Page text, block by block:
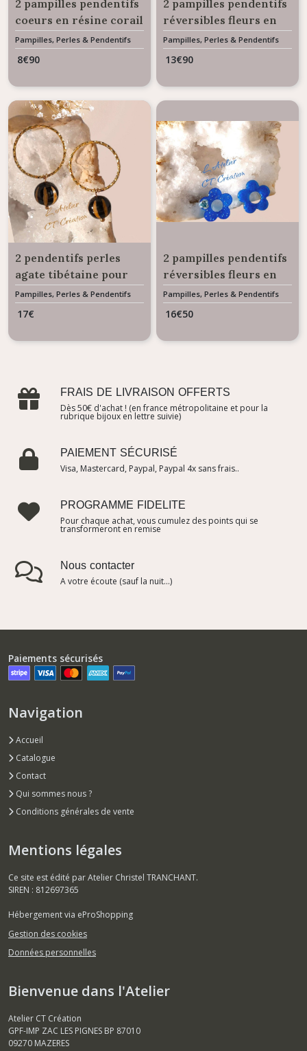
2 pampilles pendentifs
coeurs en résine corail
nacré pailleté pour
créoles
Pampilles, Perles & Pendentifs
Interchangeables
8€90
2 pampilles pendentifs
réversibles fleurs en
résine vert nacré pour
créoles
Pampilles, Perles & Pendentifs
Interchangeables
13€90
2 pendentifs perles
agate tibétaine pour
créoles
interchangeables
Pampilles, Perles & Pendentifs
Interchangeables
17€
2 pampilles pendentifs
réversibles fleurs en
résine bleu azur pour
créoles
Pampilles, Perles & Pendentifs
Interchangeables
16€50
FRAIS DE LIVRAISON OFFERTS
Dès 50€ d'achat ! (en france métropolitaine et pour la
rubrique bijoux en lettre suivie)
PAIEMENT SÉCURISÉ
Visa, Mastercard, Paypal, Paypal 4x sans frais..
PROGRAMME FIDELITE
Pour chaque achat, vous cumulez des points qui se
transformeront en remise
Nous contacter
A votre écoute (sauf la nuit...)
Paiements sécurisés
Navigation
Accueil
Catalogue
Contact
Qui sommes nous ?
Conditions générales de vente
Mentions légales
Ce site est édité par Atelier Christel TRANCHANT.
SIREN : 812697365
Hébergement via eProShopping
Gestion des cookies
Données personnelles
Bienvenue dans l'Atelier
Atelier CT Création
GPF-IMP ZAC LES PIGNES BP 87010
09270 MAZERES